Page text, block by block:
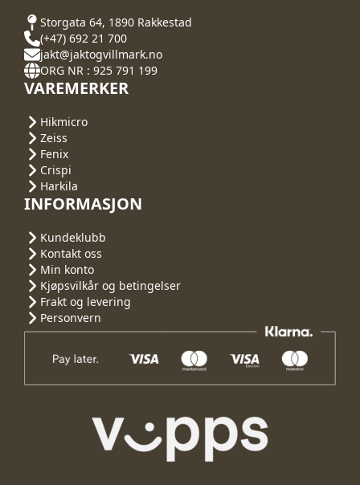
Storgata 64, 1890 Rakkestad
(+47) 692 21 700
jakt@jaktogvillmark.no
ORG NR : 925 791 199
VAREMERKER
Hikmicro
Zeiss
Fenix
Crispi
Harkila
INFORMASJON
Kundeklubb
Kontakt oss
Min konto
Kjøpsvilkår og betingelser
Frakt og levering
Personvern